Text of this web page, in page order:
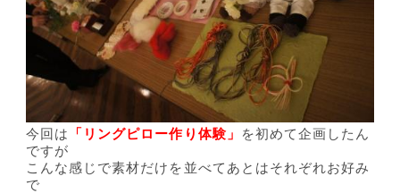
今回は 「リングピロー作り体験」
を初めて企画したん
ですが
こんな感じで素材だけを並べてあとはそれぞれお好み
で